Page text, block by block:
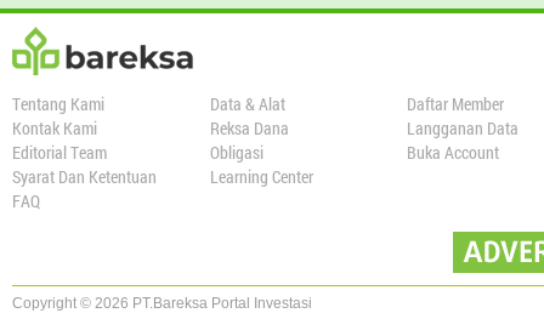
Tentang Kami
Kontak Kami
Editorial Team
Syarat Dan Ketentuan
FAQ
Data & Alat
Reksa Dana
Obligasi
Learning Center
Daftar Member
Langganan Data
Buka Account
Copyright © 2026 PT.Bareksa Portal Investasi